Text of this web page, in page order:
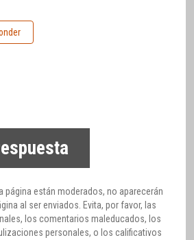
página están moderados, no aparecerán
al ser enviados. Evita, por favor, las
los comentarios maleducados, los
personales, o los calificativos